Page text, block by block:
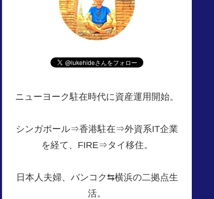
ニューヨーク駐在時代に資産運用開始。
シンガポール⇒香港駐在⇒外資系IT企業
を経て、FIRE⇒タイ移住。
日本人夫婦、バンコク⇆横浜の二拠点生
活。